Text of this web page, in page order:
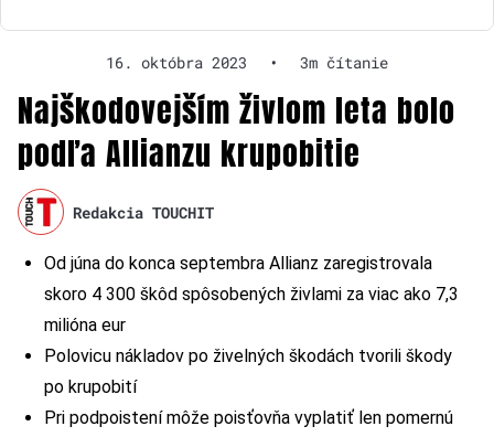
16. októbra 2023 • 3m čítanie
Najškodovejším živlom leta bolo
podľa Allianzu krupobitie
Redakcia TOUCHIT
Od júna do konca septembra Allianz zaregistrovala
skoro 4 300 škôd spôsobených živlami za viac ako 7,3
milióna eur
Polovicu nákladov po živelných škodách tvorili škody
po krupobití
Pri podpoistení môže poisťovňa vyplatiť len pomernú